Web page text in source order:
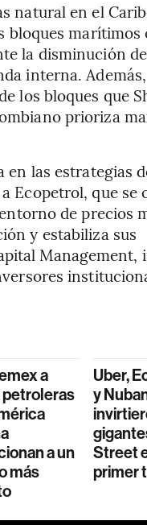
natural en el
bloques marítimos
la disminución
interna. Además,
los bloques que
prioriza
en las estrategias
Ecopetrol, que se
de precios
y estabiliza sus
Management,
a
petroleras
a un
más
Uber,
y
Street
primer